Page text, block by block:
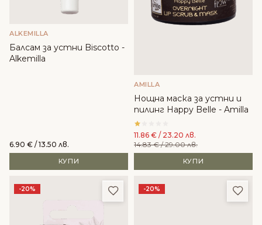
ALKEMILLA
Балсам за устни Biscotto -
Alkemilla
6.90 € / 13.50 лв.
КУПИ
AMILLA
Нощна маска за устни и
пилинг Happy Belle - Amilla
11.86 € / 23.20 лв.
14.83€/ 29.00 лв.
КУПИ
-20% Добави в любими
-20%